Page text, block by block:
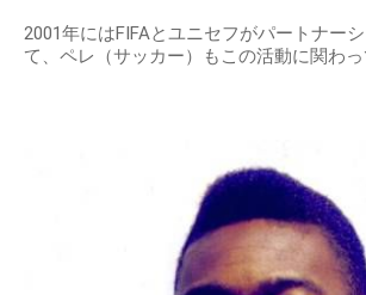
2001年にはFIFAとユニセフがパートナー
て、ペレ（サッカー）もこの活動に関わっ